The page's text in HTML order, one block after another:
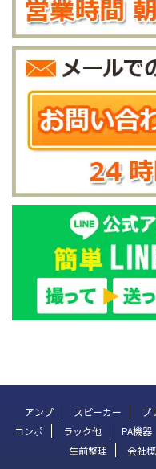
アンプ スピーカー プ
コンポ
ラック他 PA機器
生前整理
会社